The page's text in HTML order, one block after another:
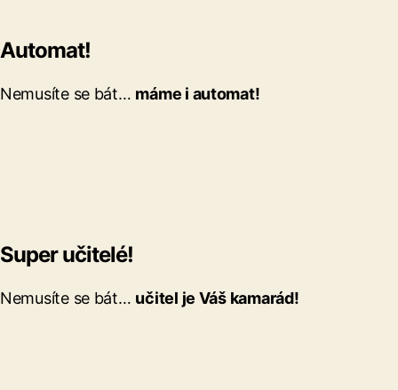
Automat!
Nemusíte se bát… máme i automat!
Super učitelé!
Nemusíte se bát… učitel je Váš kamarád!